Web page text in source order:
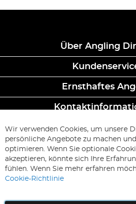
Über Angling
Ernsthaftes
ABONNIEREN &
Melden
Sie
unseren
Newsletter
Abonnieren
Wir verwenden Cookies, um unsere
persönliche Angebote zu machen
optimieren. Wenn Sie optionale
akzeptieren, könnte sich Ihre
fühlen. Wenn Sie mehr erfahren
Cookie-Richtlinie